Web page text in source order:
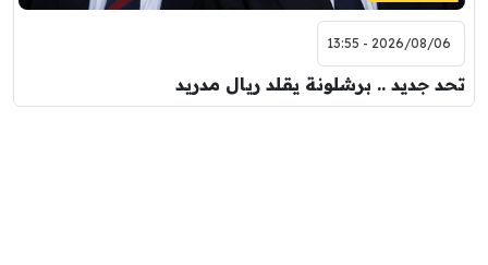
2026/08/06 - 13:55
تحد جديد .. برشلونة يقلد ريال مدريد